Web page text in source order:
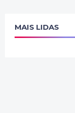
MAIS LIDAS